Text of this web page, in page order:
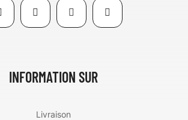
INFORMATION SUR
Livraison